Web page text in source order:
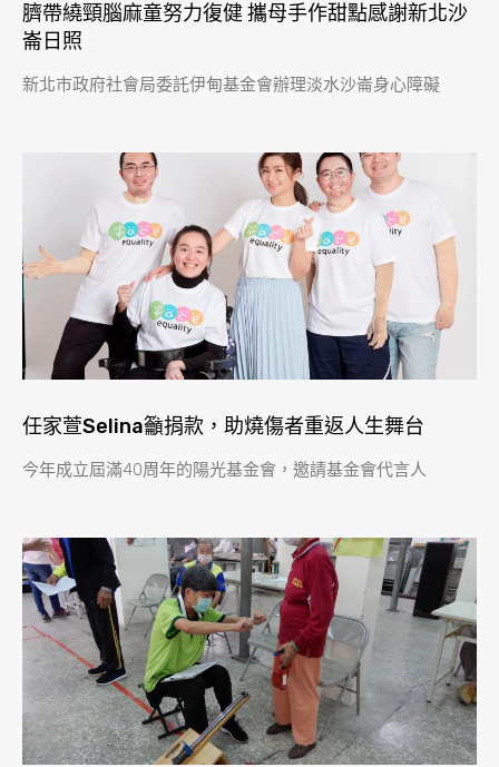
臍帶繞頸腦麻童努力復健 攜母手作甜點感謝新北沙
崙日照
新北市政府社會局委託伊甸基金會辦理淡水沙崙身心障礙
任家萱Selina籲捐款，助燒傷者重返人生舞台
今年成立屆滿40周年的陽光基金會，邀請基金會代言人